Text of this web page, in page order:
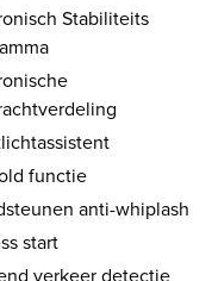
Stabiliteits
functie
anti-whiplash
start
verkeer detectie